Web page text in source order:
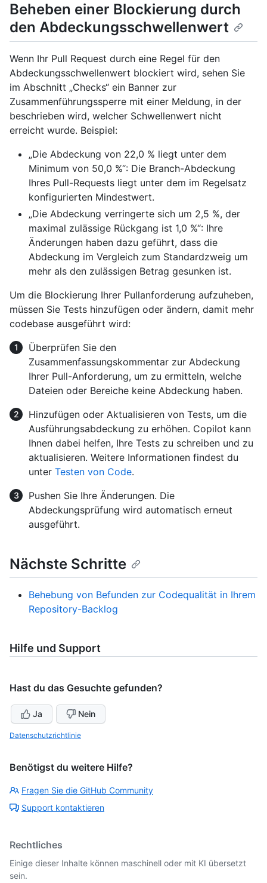
Beheben einer Blockierung durch
den Abdeckungsschwellenwert
Wenn Ihr Pull Request durch eine Regel für den
Abdeckungsschwellenwert blockiert wird, sehen Sie
im Abschnitt „Checks“ ein Banner zur
Zusammenführungssperre mit einer Meldung, in der
beschrieben wird, welcher Schwellenwert nicht
erreicht wurde. Beispiel:
„Die Abdeckung von 22,0 % liegt unter dem
Minimum von 50,0 %“: Die Branch-Abdeckung
Ihres Pull-Requests liegt unter dem im Regelsatz
konfigurierten Mindestwert.
„Die Abdeckung verringerte sich um 2,5 %, der
maximal zulässige Rückgang ist 1,0 %“: Ihre
Änderungen haben dazu geführt, dass die
Abdeckung im Vergleich zum Standardzweig um
mehr als den zulässigen Betrag gesunken ist.
Um die Blockierung Ihrer Pullanforderung aufzuheben,
müssen Sie Tests hinzufügen oder ändern, damit mehr
codebase ausgeführt wird:
Überprüfen Sie den
Zusammenfassungskommentar zur Abdeckung
Ihrer Pull-Anforderung, um zu ermitteln, welche
Dateien oder Bereiche keine Abdeckung haben.
Hinzufügen oder Aktualisieren von Tests, um die
Ausführungsabdeckung zu erhöhen. Copilot kann
Ihnen dabei helfen, Ihre Tests zu schreiben und zu
aktualisieren. Weitere Informationen findest du
unter Testen von Code.
Pushen Sie Ihre Änderungen. Die
Abdeckungsprüfung wird automatisch erneut
ausgeführt.
Nächste Schritte
Behebung von Befunden zur Codequalität in Ihrem
Repository-Backlog
Hilfe und Support
Hast du das Gesuchte gefunden?
Ja Nein
Datenschutzrichtlinie
Benötigst du weitere Hilfe?
Fragen Sie die GitHub Community
Support kontaktieren
Rechtliches
Einige dieser Inhalte können maschinell oder mit KI übersetzt
sein.